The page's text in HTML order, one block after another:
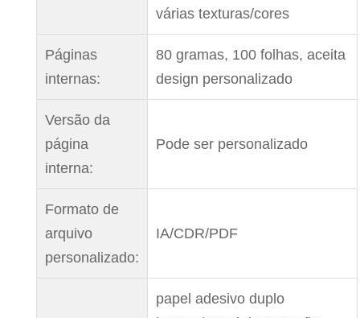
várias texturas/cores
Páginas
internas:
80 gramas, 100 folhas, aceita
design personalizado
Versão da
página
interna:
Pode ser personalizado
Formato de
arquivo
personalizado:
IA/CDR/PDF
papel adesivo duplo